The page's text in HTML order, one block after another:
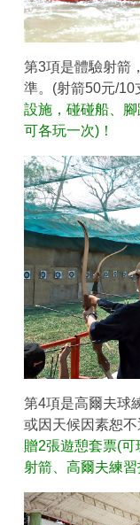
第3項是體驗射箭
準。(射箭50元/10
設施，碰碰船、
可各玩一次)！
第4項是高爾夫球
或因天候因素恕不
贈2張遊憩套票(可
射箭、高爾夫練習